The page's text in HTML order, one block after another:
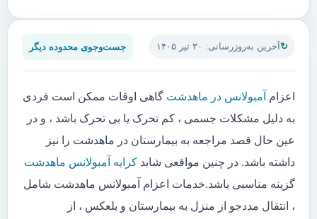
آخرین به‌روزرسانی: ۳۰ تیر ۱۴۰۵ جست‌وجوی محدوده دیگر
اعزام آمبولانس در ماهدشت گاهی اوقات ممکن است فردی
به دلیل مشکلات جسمی ، کم تحرک یا بی تحرک باشد ، و در
عین حال قصد مراجعه به بیمارستان در ماهدشت را نیز
داشته باشد. در چنین مواقعی شاید کرایه آمبولانس ماهدشت
گزینه مناسبی باشد.خدمات اعزام آمبولانس ماهدشت شامل
، انتقال مددجو از منزل به بیمارستان و بلعکس ، از